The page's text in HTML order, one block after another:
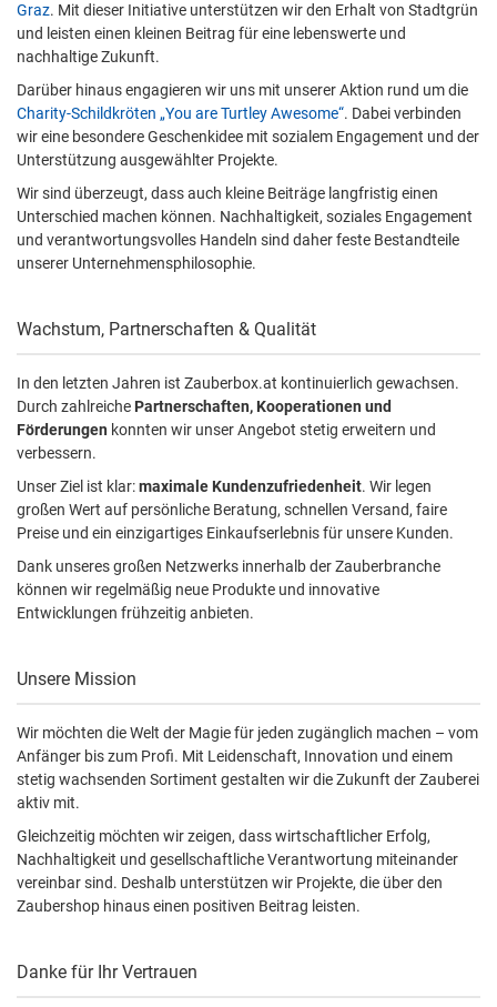
Graz. Mit dieser Initiative unterstützen wir den Erhalt von Stadtgrün
und leisten einen kleinen Beitrag für eine lebenswerte und
nachhaltige Zukunft.
Darüber hinaus engagieren wir uns mit unserer Aktion rund um die
Charity-Schildkröten „You are Turtley Awesome“. Dabei verbinden
wir eine besondere Geschenkidee mit sozialem Engagement und der
Unterstützung ausgewählter Projekte.
Wir sind überzeugt, dass auch kleine Beiträge langfristig einen
Unterschied machen können. Nachhaltigkeit, soziales Engagement
und verantwortungsvolles Handeln sind daher feste Bestandteile
unserer Unternehmensphilosophie.
Wachstum, Partnerschaften & Qualität
In den letzten Jahren ist Zauberbox.at kontinuierlich gewachsen.
Durch zahlreiche Partnerschaften, Kooperationen und
Förderungen konnten wir unser Angebot stetig erweitern und
verbessern.
Unser Ziel ist klar:maximale Kundenzufriedenheit. Wir legen
großen Wert auf persönliche Beratung, schnellen Versand, faire
Preise und ein einzigartiges Einkaufserlebnis für unsere Kunden.
Dank unseres großen Netzwerks innerhalb der Zauberbranche
können wir regelmäßig neue Produkte und innovative
Entwicklungen frühzeitig anbieten.
Unsere Mission
Wir möchten die Welt der Magie für jeden zugänglich machen – vom
Anfänger bis zum Profi. Mit Leidenschaft, Innovation und einem
stetig wachsenden Sortiment gestalten wir die Zukunft der Zauberei
aktiv mit.
Gleichzeitig möchten wir zeigen, dass wirtschaftlicher Erfolg,
Nachhaltigkeit und gesellschaftliche Verantwortung miteinander
vereinbar sind. Deshalb unterstützen wir Projekte, die über den
Zaubershop hinaus einen positiven Beitrag leisten.
Danke für Ihr Vertrauen